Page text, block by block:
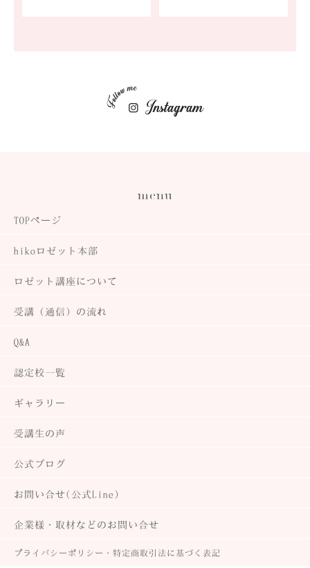
menu
TOPページ
hikoロゼット本部
ロゼット講座について
受講（通信）の流れ
Q&A
認定校一覧
ギャラリー
受講生の声
公式ブログ
お問い合せ(公式Line)
企業様・取材などのお問い合せ
プライバシーポリシー・ 特定商取引法に基づく表記